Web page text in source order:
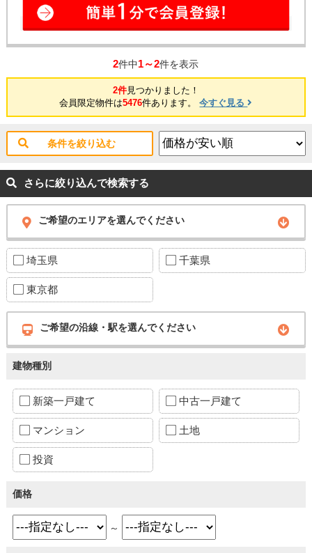
2件中1～2件を表示
2件見つかりました！
会員限定物件は5476件あります。今すぐ見る
条件を絞り込む
さらに絞り込んで検索する
ご希望のエリアを選んでください
埼玉県 千葉県
東京都
ご希望の沿線・駅を選んでください
建物種別
新築一戸建て 中古一戸建て
マンション 土地
投資
価格
～